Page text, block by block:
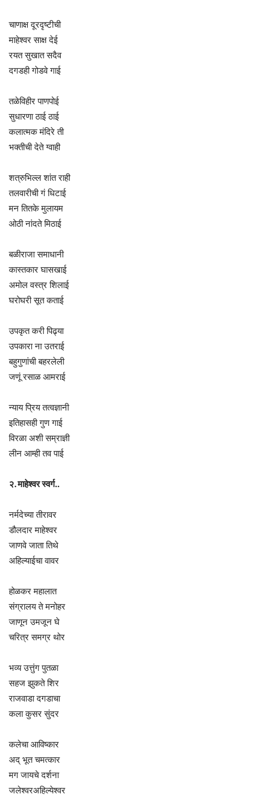
चाणाक्ष दूरदृष्टीची
माहेश्वर साक्ष देई
रयत सुखात सदैव
दगडही गोडवे गाई
तळेविहीर पाणपोई
सुधारणा ठाई ठाई
कलात्मक मंदिरे ती
भक्तीची देते ग्वाही
शत्रुभिल्ल शांत राही
तलवारीची गं धिटाई
मन तितके मुलायम
ओठी नांदते मिठाई
बळीराजा समाधानी
कास्तकार घासखाई
अमोल वस्त्र शिलाई
घरोघरी सूत कताई
उपकृत करी पिढ्या
उपकारा ना उतराई
बहुगुणांची बहरलेली
जणूं रसाळ आमराई
न्याय प्रिय तत्वज्ञानी
इतिहासही गुण गाई
विरळा अशी सम्राज्ञी
लीन आम्ही तव पाई
२. माहेश्वर स्वर्ग..
नर्मदेच्या तीरावर
डौलदार माहेश्वर
जाणवे जाता तिथे
अहिल्याईचा वावर
होळकर महालात
संग्रालय ते मनोहर
जाणून उमजून घे
चरित्र समग्र थोर
भव्य उत्तुंग पुतळा
सहज झुकते शिर
राजवाडा दगडाचा
कला कुसर सुंदर
कलेचा आविष्कार
अद् भूत चमत्कार
मग जायचे दर्शना
जलेश्वरअहिल्येश्वर